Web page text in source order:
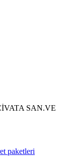
SAN.VE
paketleri